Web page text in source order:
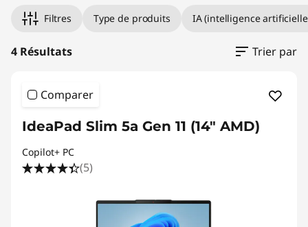
Filtres Type de produits IA (intelligence
4 Résultats Trier par
Comparer
IdeaPad Slim 5a Gen 11 (14" AMD)
Copilot+ PC
(5)